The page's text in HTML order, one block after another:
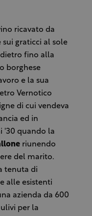
ricavato da
sui graticci al sole
fino alla
borghese
e la sua
Vernotico
di cui vendeva
ed in
'30 quando la
riunendo
del marito.
tenuta di
alle esistenti
azienda da 600
per la